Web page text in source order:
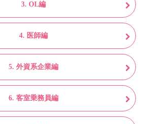
3. OL編
4. 医師編
5. 外資系企業編
6. 客室乗務員編